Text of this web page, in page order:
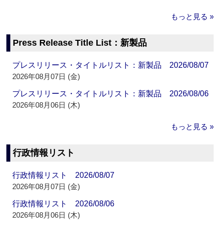
もっと見る »
Press Release Title List：新製品
プレスリリース・タイトルリスト：新製品 2026/08/07
2026年08月07日 (金)
プレスリリース・タイトルリスト：新製品 2026/08/06
2026年08月06日 (木)
もっと見る »
行政情報リスト
行政情報リスト 2026/08/07
2026年08月07日 (金)
行政情報リスト 2026/08/06
2026年08月06日 (木)